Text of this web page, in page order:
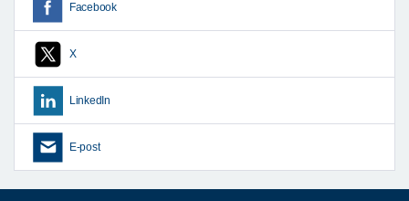
Facebook
X
LinkedIn
E-post